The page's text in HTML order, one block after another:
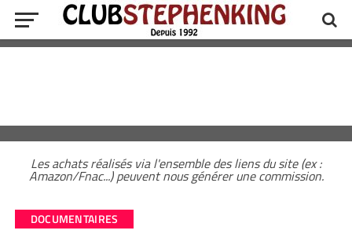
Les achats réalisés via l'ensemble des liens du site (ex :
Amazon/Fnac...) peuvent nous générer une commission.
DOCUMENTAIRES